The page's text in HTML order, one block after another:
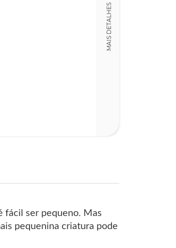
MAIS DETALHES
fácil ser pequeno. Mas
pequenina criatura pode